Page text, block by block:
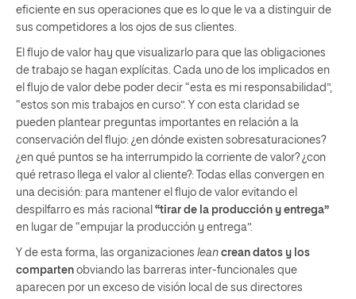
eficiente en sus operaciones que es lo que le va a distinguir de
sus competidores a los ojos de sus clientes.
El flujo de valor hay que visualizarlo para que las obligaciones
de trabajo se hagan explícitas. Cada uno de los implicados en
el flujo de valor debe poder decir “esta es mi responsabilidad”,
“estos son mis trabajos en curso”. Y con esta claridad se
pueden plantear preguntas importantes en relación a la
conservación del flujo: ¿en dónde existen sobresaturaciones?
¿en qué puntos se ha interrumpido la corriente de valor? ¿con
qué retraso llega el valor al cliente?: Todas ellas convergen en
una decisión: para mantener el flujo de valor evitando el
despilfarro es más racional “tirar de la producción y entrega”
en lugar de “empujar la producción y entrega”.
Y de esta forma, las organizaciones lean crean datos y los
comparten obviando las barreras inter-funcionales que
aparecen por un exceso de visión local de sus directores